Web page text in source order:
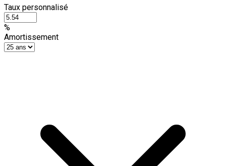
Taux personnalisé
%
Amortissement